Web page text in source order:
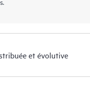
et évolutive